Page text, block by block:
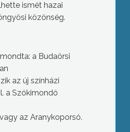
ismét hazai
közönség.
a Budaörsi
az új színházi
a Szókimondó
az Aranykoporsó.